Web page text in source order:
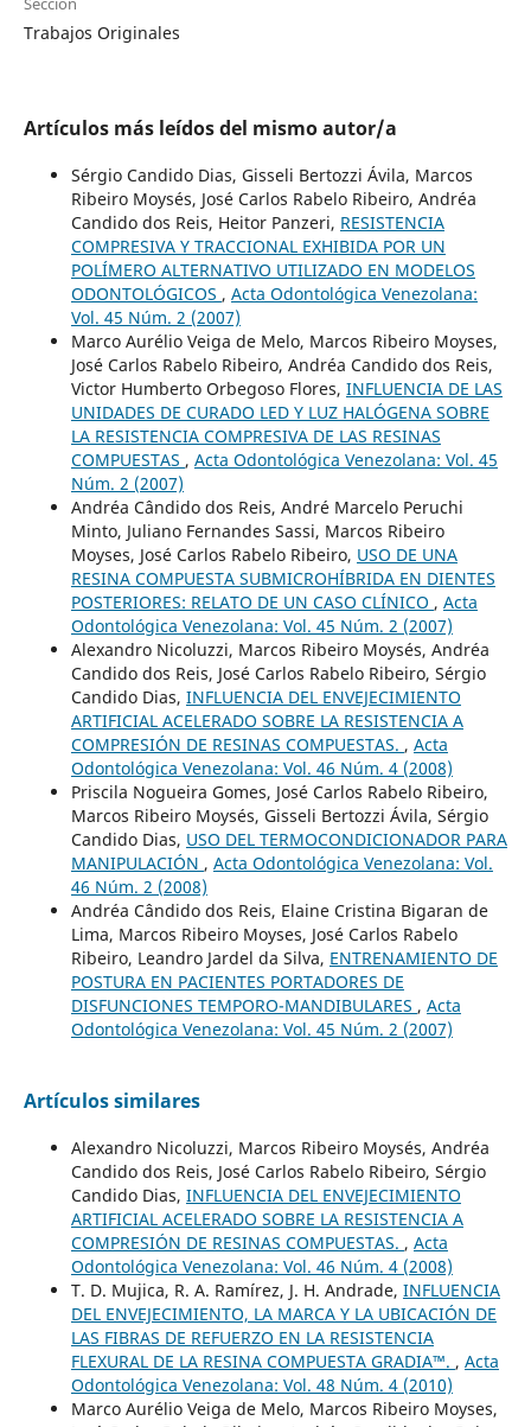
Trabajos Originales
Artículos más leídos del mismo autor/a
Sérgio Candido Dias, Gisseli Bertozzi Ávila, Marcos
Ribeiro Moysés, José Carlos Rabelo Ribeiro, Andréa
Candido dos Reis, Heitor Panzeri, RESISTENCIA
COMPRESIVA Y TRACCIONAL EXHIBIDA POR UN
POLÍMERO ALTERNATIVO UTILIZADO EN MODELOS
ODONTOLÓGICOS , Acta Odontológica Venezolana:
Vol. 45 Núm. 2 (2007)
Marco Aurélio Veiga de Melo, Marcos Ribeiro Moyses,
José Carlos Rabelo Ribeiro, Andréa Candido dos Reis,
Victor Humberto Orbegoso Flores, INFLUENCIA DE LAS
UNIDADES DE CURADO LED Y LUZ HALÓGENA SOBRE
LA RESISTENCIA COMPRESIVA DE LAS RESINAS
COMPUESTAS , Acta Odontológica Venezolana: Vol. 45
Núm. 2 (2007)
Andréa Cândido dos Reis, André Marcelo Peruchi
Minto, Juliano Fernandes Sassi, Marcos Ribeiro
Moyses, José Carlos Rabelo Ribeiro, USO DE UNA
RESINA COMPUESTA SUBMICROHÍBRIDA EN DIENTES
POSTERIORES: RELATO DE UN CASO CLÍNICO , Acta
Odontológica Venezolana: Vol. 45 Núm. 2 (2007)
Alexandro Nicoluzzi, Marcos Ribeiro Moysés, Andréa
Candido dos Reis, José Carlos Rabelo Ribeiro, Sérgio
Candido Dias, INFLUENCIA DEL ENVEJECIMIENTO
ARTIFICIAL ACELERADO SOBRE LA RESISTENCIA A
COMPRESIÓN DE RESINAS COMPUESTAS. , Acta
Odontológica Venezolana: Vol. 46 Núm. 4 (2008)
Priscila Nogueira Gomes, José Carlos Rabelo Ribeiro,
Marcos Ribeiro Moysés, Gisseli Bertozzi Ávila, Sérgio
Candido Dias, USO DEL TERMOCONDICIONADOR PARA
MANIPULACIÓN , Acta Odontológica Venezolana: Vol.
46 Núm. 2 (2008)
Andréa Cândido dos Reis, Elaine Cristina Bigaran de
Lima, Marcos Ribeiro Moyses, José Carlos Rabelo
Ribeiro, Leandro Jardel da Silva, ENTRENAMIENTO DE
POSTURA EN PACIENTES PORTADORES DE
DISFUNCIONES TEMPORO-MANDIBULARES , Acta
Odontológica Venezolana: Vol. 45 Núm. 2 (2007)
Artículos similares
Alexandro Nicoluzzi, Marcos Ribeiro Moysés, Andréa
Candido dos Reis, José Carlos Rabelo Ribeiro, Sérgio
Candido Dias, INFLUENCIA DEL ENVEJECIMIENTO
ARTIFICIAL ACELERADO SOBRE LA RESISTENCIA A
COMPRESIÓN DE RESINAS COMPUESTAS. , Acta
Odontológica Venezolana: Vol. 46 Núm. 4 (2008)
T. D. Mujica, R. A. Ramírez, J. H. Andrade, INFLUENCIA
DEL ENVEJECIMIENTO, LA MARCA Y LA UBICACIÓN DE
LAS FIBRAS DE REFUERZO EN LA RESISTENCIA
FLEXURAL DE LA RESINA COMPUESTA GRADIA™. , Acta
Odontológica Venezolana: Vol. 48 Núm. 4 (2010)
Marco Aurélio Veiga de Melo, Marcos Ribeiro Moyses,